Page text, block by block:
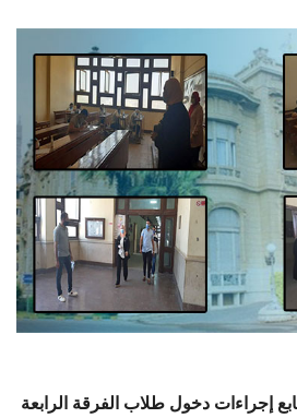
إجراءات دخول طلاب الفرقة الرابعة